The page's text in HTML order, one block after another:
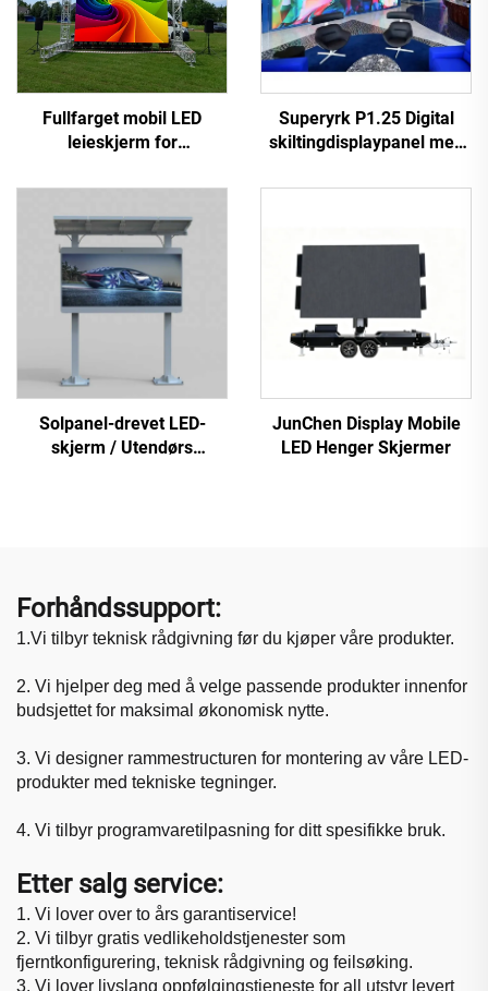
Fullfarget mobil LED
leieskjerm for
og visuelle effekter
Superyrk P1.25 Digital
skiltingdisplaypanel med
COB LED-videovegg til
Solpanel-drevet LED-
skjerm / Utendørs
JunChen Display Mobile
LED Henger Skjermer
Forhåndssupport:
1.Vi tilbyr teknisk rådgivning før du kjøper våre produkter.
2. Vi hjelper deg med å velge passende produkter innenfor
budsjettet for maksimal økonomisk nytte.
3. Vi designer rammestructuren for montering av våre LED-
produkter med tekniske tegninger.
4. Vi tilbyr programvaretilpasning for ditt spesifikke bruk.
Etter salg service:
1. Vi lover over to års garantiservice!
2. Vi tilbyr gratis vedlikeholdstjenester som
fjerntkonfigurering, teknisk rådgivning og feilsøking.
3. Vi lover livslang oppfølgingstjeneste for all utstyr levert